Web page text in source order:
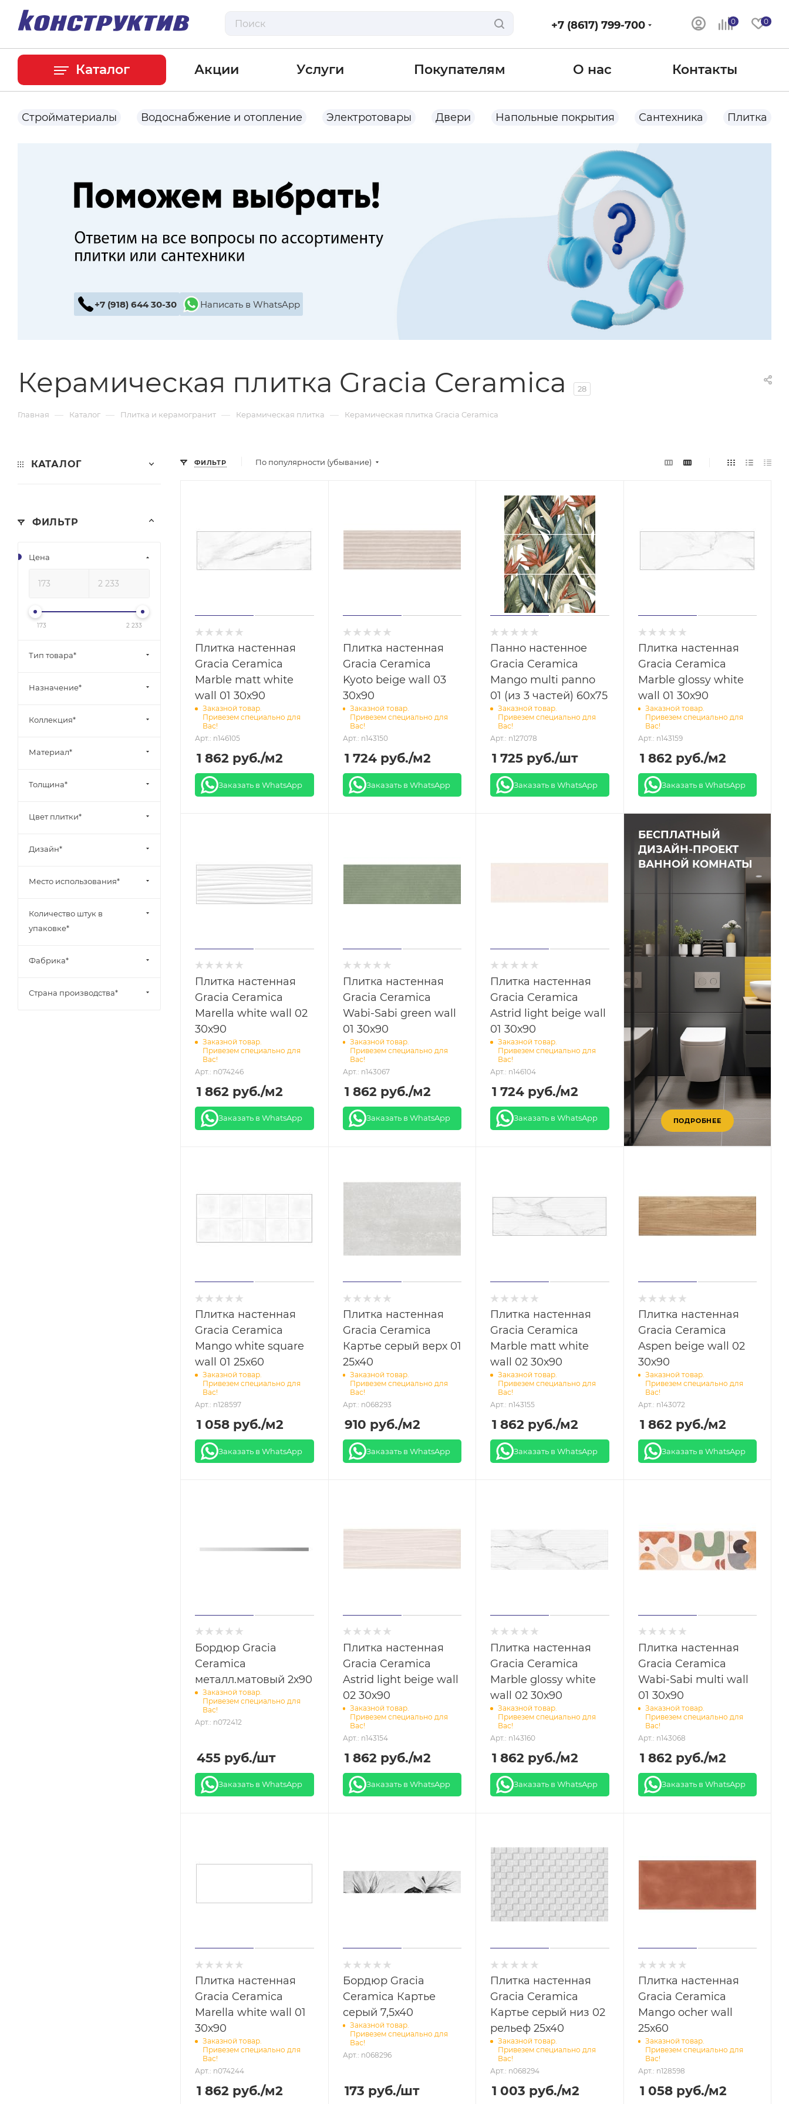
0 0
+7 (8617) 799-700
Каталог Акции Услуги Покупателям О нас Контакты
Стройматериалы Водоснабжение и отопление Электротовары Двери Напольные покрытия Сантехника Плитка
+7 (918) 644 30-30 Написать в WhatsApp
Керамическая плитка Gracia Ceramica 28
Главная — Каталог — Плитка и керамогранит — Керамическая плитка — Керамическая плитка Gracia Ceramica
ФИЛЬТР По популярности (убывание)
Плитка настенная
Gracia Ceramica
Marble matt white
wall 01 30х90
Заказной товар.
Привезем специально для
Вас!
Арт.: n146105
1 862 руб./м2
Заказать в WhatsApp
Плитка настенная
Gracia Ceramica
Kyoto beige wall 03
30х90
Заказной товар.
Привезем специально для
Вас!
Арт.: n143150
1 724руб./м2
Заказать в WhatsApp
Панно настенное
Gracia Ceramica
Mango multi panno
01 (из 3 частей) 60х75
Заказной товар.
Привезем специально для
Вас!
Арт.: n127078
1 725 руб./шт
Заказать в WhatsApp
Плитка настенная
Gracia Ceramica
Marble glossy white
wall 01 30х90
Заказной товар.
Привезем специально для
Вас!
Арт.: n143159
1 862 руб./м2
Заказать в WhatsApp
Плитка настенная
Gracia Ceramica
Marella white wall 02
30х90
Заказной товар.
Привезем специально для
Вас!
Арт.: n074246
1 862 руб./м2
Заказать в WhatsApp
Плитка настенная
Gracia Ceramica
Wabi-Sabi green wall
01 30х90
Заказной товар.
Привезем специально для
Вас!
Арт.: n143067
1 862 руб./м2
Заказать в WhatsApp
Плитка настенная
Gracia Ceramica
Astrid light beige wall
01 30х90
Заказной товар.
Привезем специально для
Вас!
Арт.: n146104
1 724 руб./м2
Заказать в WhatsApp
БЕСПЛАТНЫЙ
ДИЗАЙН-ПРОЕКТ
ВАННОЙ КОМНАТЫ
ПОДРОБНЕЕ
Плитка настенная
Gracia Ceramica
Mango white square
wall 01 25х60
Заказной товар.
Привезем специально для
Вас!
Арт.: n128597
1 058 руб./м2
Заказать в WhatsApp
Плитка настенная
Gracia Ceramica
Картье серый верх 01
25х40
Заказной товар.
Привезем специально для
Вас!
Арт.: n068293
910 руб./м2
Заказать в WhatsApp
Плитка настенная
Gracia Ceramica
Marble matt white
wall 02 30х90
Заказной товар.
Привезем специально для
Вас!
Арт.: n143155
1 862 руб./м2
Заказать в WhatsApp
Плитка настенная
Gracia Ceramica
Aspen beige wall 02
30х90
Заказной товар.
Привезем специально для
Вас!
Арт.: n143072
1 862 руб./м2
Заказать в WhatsApp
Бордюр Gracia
Ceramica
металл.матовый 2х90
Заказной товар.
Привезем специально для
Вас!
Арт.: n072412
455 руб./шт
Заказать в WhatsApp
Плитка настенная
Gracia Ceramica
Astrid light beige wall
02 30х90
Заказной товар.
Привезем специально для
Вас!
Арт.: n143154
1 862 руб./м2
Заказать в WhatsApp
Плитка настенная
Gracia Ceramica
Marble glossy white
wall 02 30х90
Заказной товар.
Привезем специально для
Вас!
Арт.: n143160
1 862 руб./м2
Заказать в WhatsApp
Плитка настенная
Gracia Ceramica
Wabi-Sabi multi wall
01 30х90
Заказной товар.
Привезем специально для
Вас!
Арт.: n143068
1 862 руб./м2
Заказать в WhatsApp
Плитка настенная
Gracia Ceramica
Marella white wall 01
30х90
Заказной товар.
Привезем специально для
Вас!
Арт.: n074244
1 862 руб./м2
Бордюр Gracia
Ceramica Картье
серый 7,5х40
Заказной товар.
Привезем специально для
Вас!
Арт.: n068296
173 руб./шт
Плитка настенная
Gracia Ceramica
Картье серый низ 02
рельеф 25х40
Заказной товар.
Привезем специально для
Вас!
Арт.: n068294
1 003 руб./м2
Плитка настенная
Gracia Ceramica
Mango ocher wall
25х60
Заказной товар.
Привезем специально для
Вас!
Арт.: n128598
1 058руб./м2
КАТАЛОГ
ФИЛЬТР
Цена
173 2 233
Тип товара*
Назначение*
Коллекция*
Материал*
Толщина*
Цвет плитки*
Дизайн*
Место использования*
Количество штук в
упаковке*
Фабрика*
Страна производства*